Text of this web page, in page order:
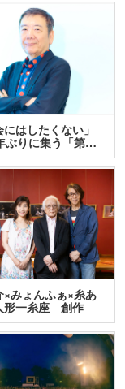
にはしたくない」
りに集う「第…
×みょんふぁ×糸あ
形一糸座 創作